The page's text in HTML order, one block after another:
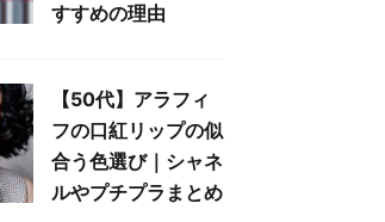
すすめの理由
【50代】アラフィ
フの口紅リップの似
合う色選び｜シャネ
ルやプチプラまとめ